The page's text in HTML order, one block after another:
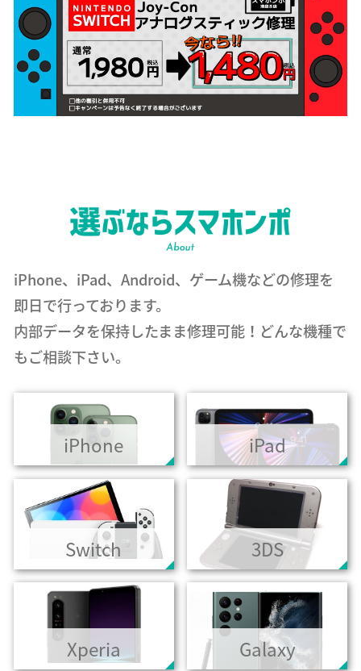
iPhone、iPad、Android、ゲーム機などの修理を
即日で行っております。
内部データを保持したまま修理可能！どんな機種で
もご相談下さい。
iPhone iPad
Switch 3DS
Xperia Galaxy